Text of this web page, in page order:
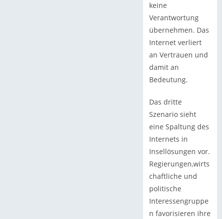
keine
Verantwortung
übernehmen. Das
Internet verliert
an Vertrauen und
damit an
Bedeutung.
Das dritte
Szenario sieht
eine Spaltung des
Internets in
Insellösungen vor.
Regierungen,wirts
chaftliche und
politische
Interessengruppe
n favorisieren ihre